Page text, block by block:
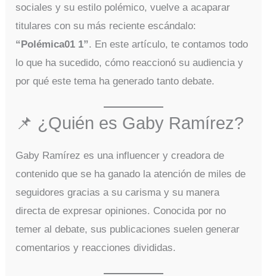
sociales y su estilo polémico, vuelve a acaparar
titulares con su más reciente escándalo:
“Polémica01 1”. En este artículo, te contamos todo
lo que ha sucedido, cómo reaccionó su audiencia y
por qué este tema ha generado tanto debate.
📌 ¿Quién es Gaby Ramírez?
Gaby Ramírez es una influencer y creadora de
contenido que se ha ganado la atención de miles de
seguidores gracias a su carisma y su manera
directa de expresar opiniones. Conocida por no
temer al debate, sus publicaciones suelen generar
comentarios y reacciones divididas.